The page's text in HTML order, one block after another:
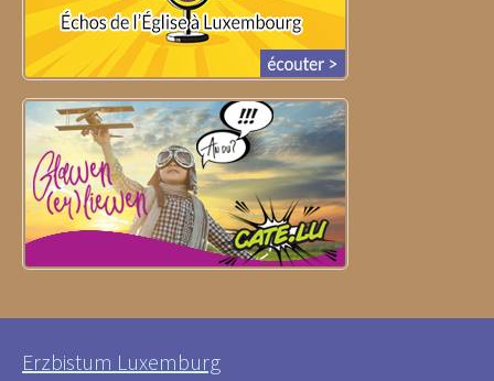
Erzbistum Luxemburg